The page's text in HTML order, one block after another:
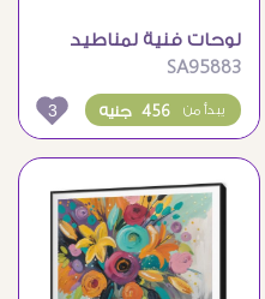
لوحات فنية لمناطيد
ملونة فى السماء الزرقاء
SA95883
456 جنيه يبدأ من 3